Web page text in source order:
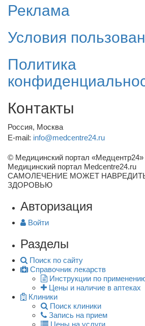
Реклама
Условия
Политика
Контакты
Россия, Москва
E-mail: info@medcentre24.ru
© Медицинский портал «Медцентр24»
Медицинский портал Medcentre24.ru
САМОЛЕЧЕНИЕ МОЖЕТ
ЗДОРОВЬЮ
Авторизация
Войти
Разделы
Поиск по сайту
Справочник лекарств
Инструкции по
Цены и наличие в аптеках
Клиники
Поиск клиники
Запись на прием
Цены на услуги